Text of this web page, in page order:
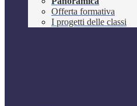
Offerta formativa
I progetti delle classi